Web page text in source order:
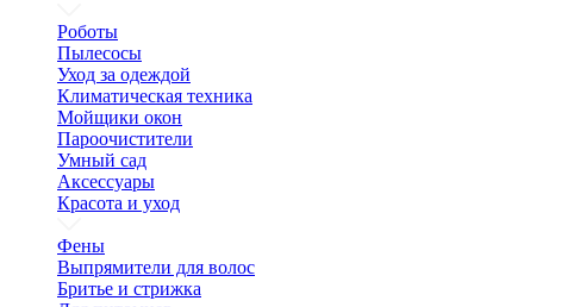
Роботы
Пылесосы
Уход за одеждой
Климатическая техника
Мойщики окон
Пароочистители
Умный сад
Аксессуары
Красота и уход
Фены
Выпрямители для волос
Бритье и стрижка